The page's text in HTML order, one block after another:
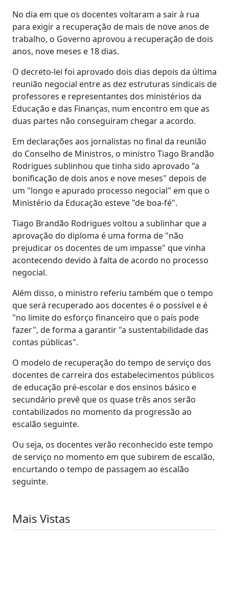
No dia em que os docentes voltaram a sair à rua
para exigir a recuperação de mais de nove anos de
trabalho, o Governo aprovou a recuperação de dois
anos, nove meses e 18 dias.
O decreto-lei foi aprovado dois dias depois da última
reunião negocial entre as dez estruturas sindicais de
professores e representantes dos ministérios da
Educação e das Finanças, num encontro em que as
duas partes não conseguiram chegar a acordo.
Em declarações aos jornalistas no final da reunião
do Conselho de Ministros, o ministro Tiago Brandão
Rodrigues sublinhou que tinha sido aprovado "a
bonificação de dois anos e nove meses" depois de
um "longo e apurado processo negocial" em que o
Ministério da Educação esteve "de boa-fé".
Tiago Brandão Rodrigues voltou a sublinhar que a
aprovação do diploma é uma forma de "não
prejudicar os docentes de um impasse" que vinha
acontecendo devido à falta de acordo no processo
negocial.
Além disso, o ministro referiu também que o tempo
que será recuperado aos docentes é o possível e é
"no limite do esforço financeiro que o país pode
fazer", de forma a garantir "a sustentabilidade das
contas públicas".
O modelo de recuperação do tempo de serviço dos
docentes de carreira dos estabelecimentos públicos
de educação pré-escolar e dos ensinos básico e
secundário prevê que os quase três anos serão
contabilizados no momento da progressão ao
escalão seguinte.
Ou seja, os docentes verão reconhecido este tempo
de serviço no momento em que subirem de escalão,
encurtando o tempo de passagem ao escalão
seguinte.
Mais Vistas